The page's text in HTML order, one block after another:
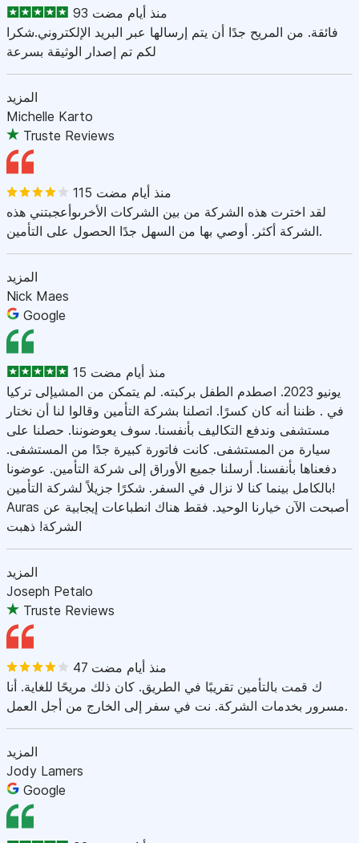
93 منذ أيام مضت
فائقة. من المريح جدًا أن يتم إرسالها عبر البريد الإلكتروني.شكرا
لكم تم إصدار الوثيقة بسرعة
المزيد
Michelle Karto
Truste Reviews
115 منذ أيام مضت
لقد اخترت هذه الشركة من بين الشركات الأخرىوأعجبتني هذه
الشركة أكثر. أوصي بها من السهل جدًا الحصول على التأمين.
المزيد
Nick Maes
Google
15 منذ أيام مضت
يونيو 2023. اصطدم الطفل بركبته. لم يتمكن من المشيإلى تركيا
في . ظننا أنه كان كسرًا. اتصلنا بشركة التأمين وقالوا لنا أن نختار
مستشفى وندفع التكاليف بأنفسنا. سوف يعوضوننا. حصلنا على
سيارة من المستشفى. كانت فاتورة كبيرة جدًا من المستشفى.
دفعناها بأنفسنا. أرسلنا جميع الأوراق إلى شركة التأمين. عوضونا
بالكامل بينما كنا لا نزال في السفر. شكرًا جزيلاً لشركة التأمين!
Auras أصبحت الآن خيارنا الوحيد. فقط هناك انطباعات إيجابية عن
الشركة! ذهبت
المزيد
Joseph Petalo
Truste Reviews
47 منذ أيام مضت
ك قمت بالتأمين تقريبًا في الطريق. كان ذلك مريحًا للغاية. أنا
مسرور بخدمات الشركة. نت في سفر إلى الخارج من أجل العمل.
المزيد
Jody Lamers
Google